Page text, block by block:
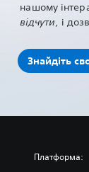
нашому
відчути, і
Знайдіть
Платформа: